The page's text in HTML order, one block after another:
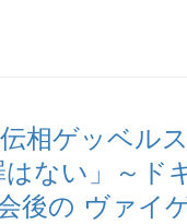
相ゲッベル
ない」～ド
後の ヴァイ